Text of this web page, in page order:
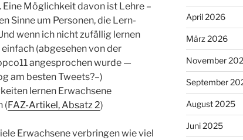
Möglichkeit davon ist Lehre –
Sinne um Personen, die Lern-
wenn ich nicht zufällig lernen
(abgesehen von der
angesprochen wurde —
am besten Tweets?–)
lernen Erwachsene
(FAZ-Artikel, Absatz 2)
Erwachsene verbringen wie viel
April 2026
März 2026
November
September
August 2025
Juni 2025